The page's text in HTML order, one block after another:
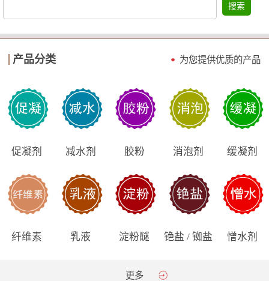
搜索
产品分类 为您提供优质的产品
促凝剂 减水剂 胶粉 消泡剂 缓凝剂
纤维素 乳液 淀粉醚 铯盐 / 铷盐 憎水剂
更多